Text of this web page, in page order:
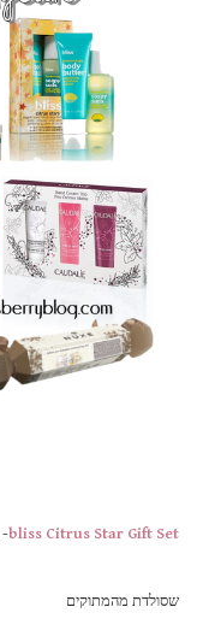
bliss Citrus Star Gift Set
-
שסולדת מהמתוקים